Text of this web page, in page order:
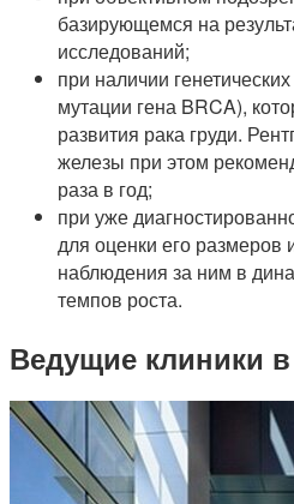
базирующемся на
исследований;
при наличии
мутации гена BRCA),
развития рака груди.
железы при этом
раза в год;
при уже
для оценки его размеров
наблюдения за ним в
темпов роста.
Ведущие клиники